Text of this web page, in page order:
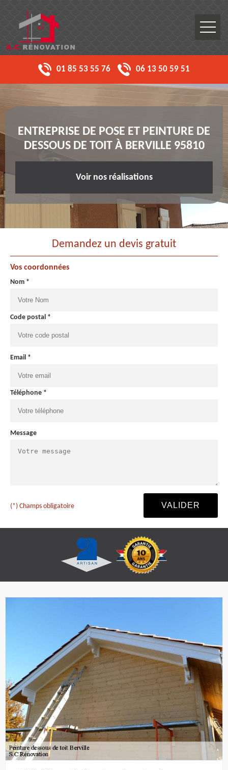
01 85 53 55 76 06 13 50 59 51
ENTREPRISE DE POSE ET PEINTURE DE
DESSOUS DE TOIT À BERVILLE 95810
Voir nos réalisations
Demandez un devis gratuit
Vos coordonnées
Nom *
Code postal *
Email *
Téléphone *
Message
(*) Champs obligatoire